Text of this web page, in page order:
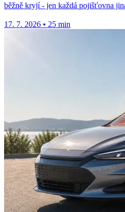
běžně kryjí - jen každá pojišťovna
17. 7. 2026 • 25 min